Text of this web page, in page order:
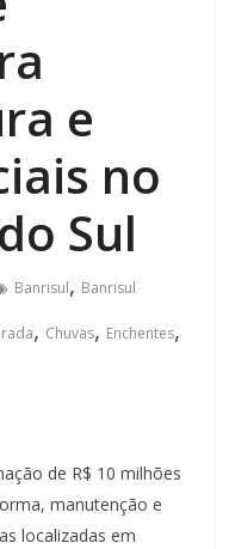
e
no
Sul
Banrisul, Banrisul
, Chuvas, Enchentes,
de R$ 10 milhões
manutenção e
localizadas em